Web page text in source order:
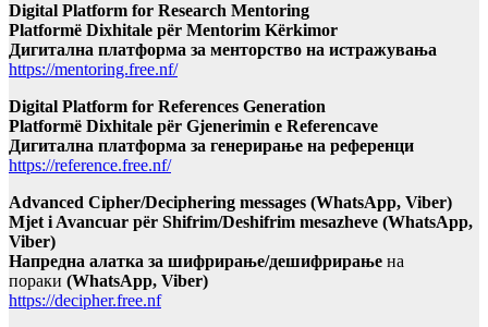
Digital Platform for Research Mentoring
Platformë Dixhitale për Mentorim Kërkimor
Дигитална платформа за менторство на истражувања
https://mentoring.free.nf/
Digital Platform for References Generation
Platformë Dixhitale për Gjenerimin e Referencave
Дигитална платформа за генерирање на референци
https://reference.free.nf/
Advanced Cipher/Deciphering messages (WhatsApp, Viber)
Mjet i Avancuar për Shifrim/Deshifrim mesazheve (WhatsApp,
Viber)
Напредна алатка за шифрирање/дешифрирање на
пораки (WhatsApp, Viber)
https://decipher.free.nf